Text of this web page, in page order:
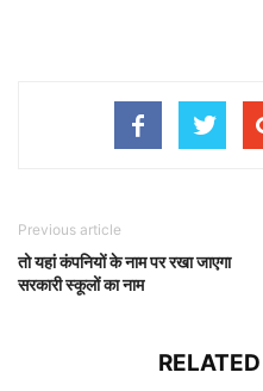
Previous article
तो यहां कंपनियों के नाम पर रखा जाएगा
सरकारी स्कूलों का नाम